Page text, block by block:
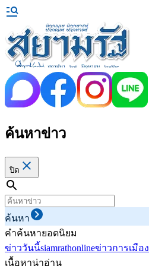
ค้นหาข่าว
ปิด
ค้นหา
คำค้นหายอดนิยม
ข่าววันนี้siamrathonlineข่าวการเมือง
เนื้อหาน่าอ่าน